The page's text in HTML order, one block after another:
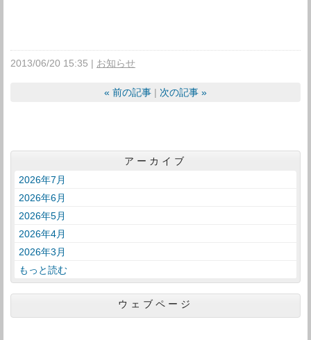
2013/06/20 15:35 お知らせ
« 前の記事 次の記事 »
アーカイブ
2026年7月
2026年6月
2026年5月
2026年4月
2026年3月
もっと読む
ウェブページ